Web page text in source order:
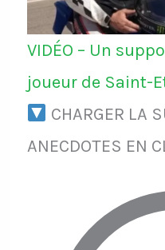
VIDÉO – Un
joueur de Saint-
CHARGER LA
ANECDOTES EN